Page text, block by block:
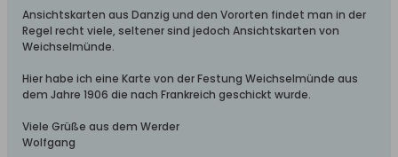
Ansichtskarten aus Danzig und den Vororten findet man in der
Regel recht viele, seltener sind jedoch Ansichtskarten von
Weichselmünde.
Hier habe ich eine Karte von der Festung Weichselmünde aus
dem Jahre 1906 die nach Frankreich geschickt wurde.
Viele Grüße aus dem Werder
Wolfgang